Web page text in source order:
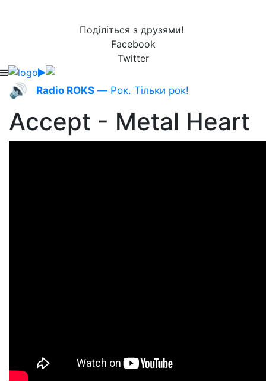
Поділіться з друзями!
Facebook
Twitter
🔊 Radio ROKS — Рок. Тільки рок!
Accept - Metal Heart